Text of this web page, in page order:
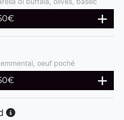
€
oeuf poché
€